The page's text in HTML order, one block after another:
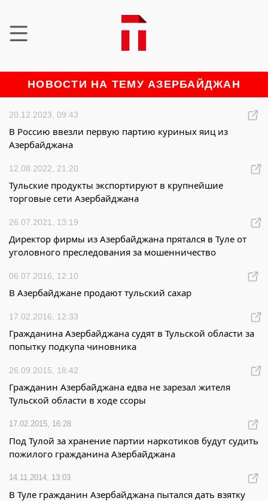
НОВОСТИ НА ТЕМУ АЗЕРБАЙДЖАН
20.12.2023, 09:43
В Россию ввезли первую партию куриных яиц из
Азербайджана
12.08.2022, 21:20
Тульские продукты экспортируют в крупнейшие
торговые сети Азербайджана
26.07.2021, 13:19
Директор фирмы из Азербайджана прятался в Туле от
уголовного преследования за мошенничество
06.07.2016, 12:10
В Азербайджане продают тульский сахар
17.02.2016, 12:33
Гражданина Азербайджана судят в Тульской области за
попытку подкупа чиновника
26.09.2015, 18:42
Гражданин Азербайджана едва не зарезал жителя
Тульской области в ходе ссоры
17.02.2015, 16:28
Под Тулой за хранение партии наркотиков будут судить
пожилого гражданина Азербайджана
14.11.2014, 13:03
В Туле гражданин Азербайджана пытался дать взятку